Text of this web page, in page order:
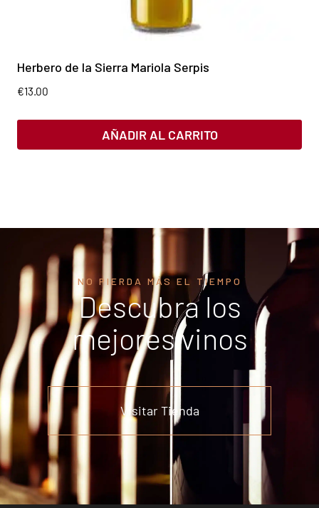
Herbero de la Sierra Mariola Serpis
€13.00
AÑADIR AL CARRITO
NO PIERDA MÁS EL TIEMPO
Descubra los
mejores vinos
Visitar Tienda